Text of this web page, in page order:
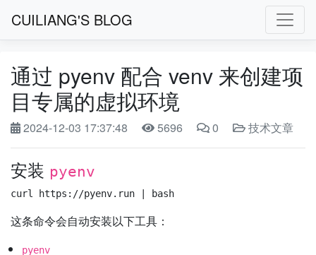
CUILIANG'S BLOG
通过 pyenv 配合 venv 来创建项
目专属的虚拟环境
2024-12-03 17:37:48 5696 0 技术文章
安装 pyenv
这条命令会自动安装以下工具：
pyenv